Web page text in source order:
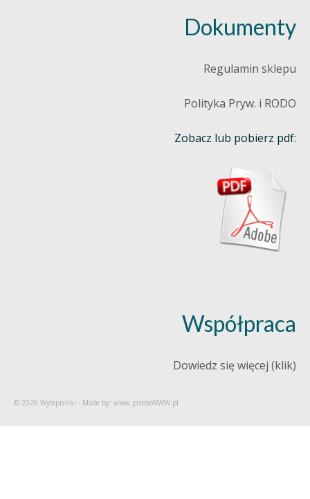
Dokumenty
Regulamin sklepu
Polityka Pryw. i RODO
Zobacz lub pobierz pdf:
Współpraca
Dowiedz się więcej (klik)
© 2026 Wylepianki - Made by: www.prosteWWW.pl